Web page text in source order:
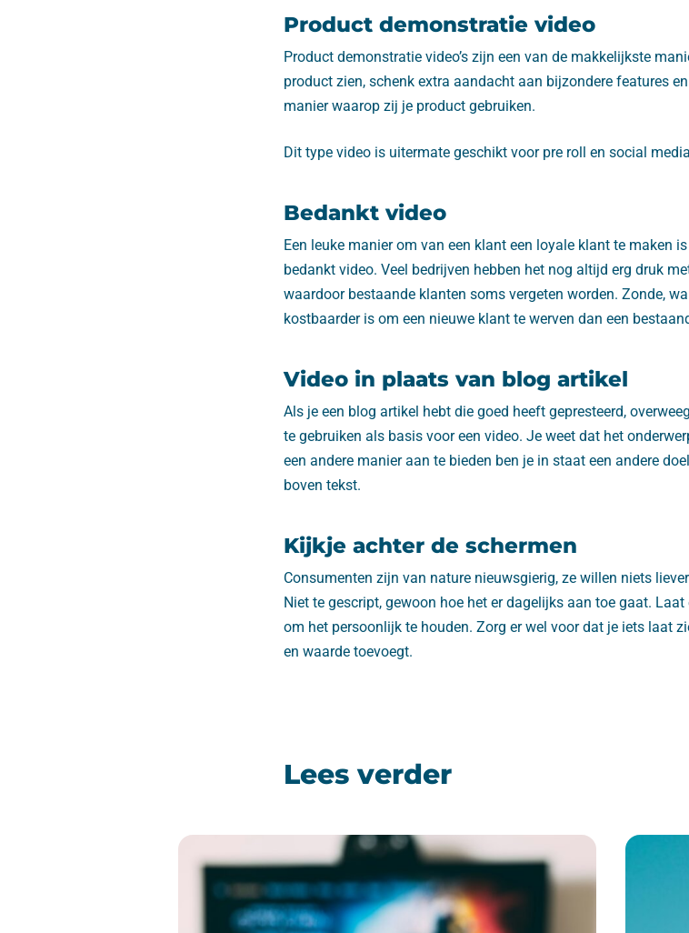
Product demonstratie video
Product demonstratie video’s zijn een van de makkelijkste
product zien, schenk extra aandacht aan bijzondere features
manier waarop zij je product gebruiken.
Dit type video is uitermate geschikt voor pre roll en social
Bedankt video
Een leuke manier om van een klant een loyale klant te maken
bedankt video. Veel bedrijven hebben het nog altijd erg druk
waardoor bestaande klanten soms vergeten worden. Zonde,
kostbaarder is om een nieuwe klant te werven dan een
Video in plaats van blog artikel
Als je een blog artikel hebt die goed heeft gepresteerd,
te gebruiken als basis voor een video. Je weet dat het
een andere manier aan te bieden ben je in staat een andere
boven tekst.
Kijkje achter de schermen
Consumenten zijn van nature nieuwsgierig, ze willen niets
Niet te gescript, gewoon hoe het er dagelijks aan toe gaat.
om het persoonlijk te houden. Zorg er wel voor dat je iets laat
en waarde toevoegt.
Lees verder